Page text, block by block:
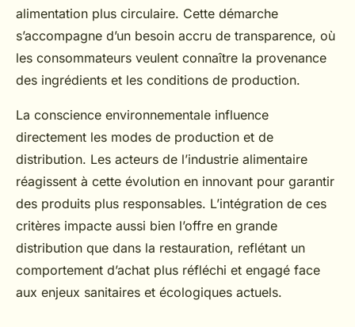
alimentation plus circulaire. Cette démarche
s’accompagne d’un besoin accru de transparence, où
les consommateurs veulent connaître la provenance
des ingrédients et les conditions de production.
La conscience environnementale influence
directement les modes de production et de
distribution. Les acteurs de l’industrie alimentaire
réagissent à cette évolution en innovant pour garantir
des produits plus responsables. L’intégration de ces
critères impacte aussi bien l’offre en grande
distribution que dans la restauration, reflétant un
comportement d’achat plus réfléchi et engagé face
aux enjeux sanitaires et écologiques actuels.